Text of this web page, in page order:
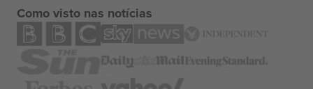
Como visto nas notícias